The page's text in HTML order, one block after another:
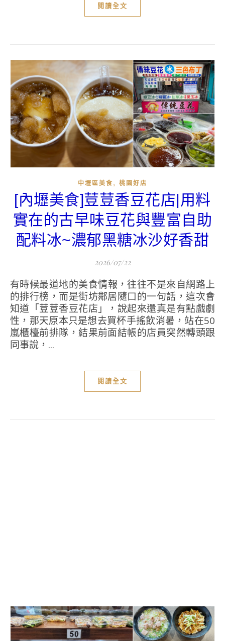
閱讀全文
中壢區美食 , 桃園好店
[內壢美食]荳荳香豆花店|用料
實在的古早味豆花與豐富自助
配料冰~濃郁黑糖冰沙好香甜
2026/07/22
有時候最道地的美食情報，往往不是來自網路上
的排行榜，而是街坊鄰居隨口的一句話，這次會
知道「荳荳香豆花店」，說起來還真是有點戲劇
性，那天原本只是想去買杯手搖飲消暑，站在50
嵐櫃檯前排隊，結果前面結帳的店員突然轉頭跟
同事說，...
閱讀全文